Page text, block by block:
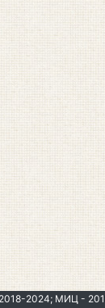
2024; МИЦ -